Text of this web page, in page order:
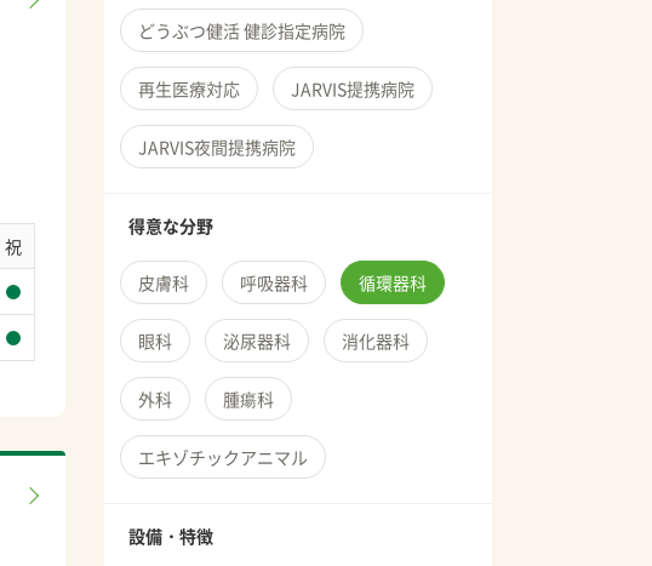
祝
どうぶつ健活 健診指定病院
再生医療対応 JARVIS提携病院
JARVIS夜間提携病院
得意な分野
皮膚科 呼吸器科 循環器科
眼科 泌尿器科 消化器科
外科 腫瘍科
エキゾチックアニマル
設備・特徴